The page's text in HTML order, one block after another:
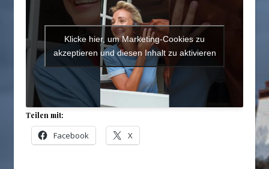
Klicke hier, um Marketing-Cookies zu
akzeptieren und diesen Inhalt zu aktivieren
Teilen mit:
Facebook X